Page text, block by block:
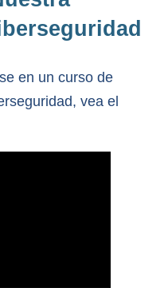
en un curso de
vea el